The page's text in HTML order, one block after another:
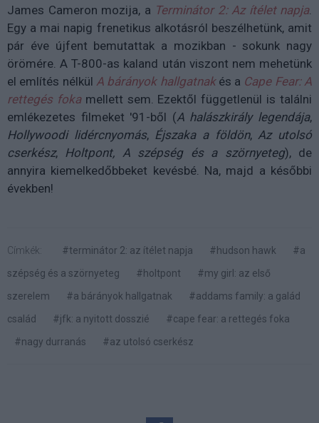
James Cameron mozija, a Terminátor 2: Az ítélet napja.
Egy a mai napig frenetikus alkotásról beszélhetünk, amit
pár éve újfent bemutattak a mozikban - sokunk nagy
örömére. A T-800-as kaland után viszont nem mehetünk
el említés nélkül A bárányok hallgatnakés a Cape Fear: A
rettegés fokamellett sem. Ezektől függetlenül is találni
emlékezetes filmeket '91-ből (A halászkirály legendája,
Hollywoodi lidércnyomás, Éjszaka a földön,Az utolsó
cserkész, Holtpont, A szépség és a szörnyeteg), de
annyira kiemelkedőbbeket kevésbé. Na, majd a későbbi
években!
Címkék: #terminátor 2: az ítélet napja #hudson hawk
#a
szépség és a szörnyeteg
#holtpont
#my girl: az első
szerelem
#a bárányok hallgatnak
#addams family: a galád
család
#jfk: a nyitott dosszié
#cape fear: a rettegés foka
#nagy durranás
#az utolsó cserkész